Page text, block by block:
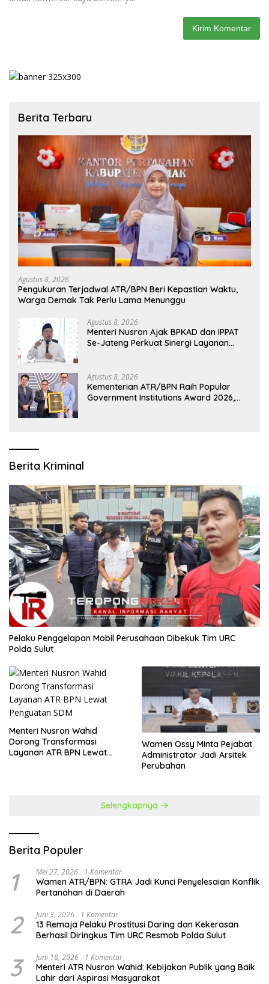
Berita Terbaru
Agustus 8, 2026
Pengukuran Terjadwal ATR/BPN Beri Kepastian Waktu,
Warga Demak Tak Perlu Lama Menunggu
Agustus 8, 2026
Menteri Nusron Ajak BPKAD dan IPPAT
Se-Jateng Perkuat Sinergi Layanan
Agustus 8, 2026
Kementerian ATR/BPN Raih Popular
Government Institutions Award 2026,
Berita Kriminal
​Pelaku Penggelapan Mobil Perusahaan Dibekuk Tim URC
Polda Sulut
​Menteri Nusron Wahid
Dorong Transformasi
Layanan ATR BPN Lewat
Wamen Ossy Minta Pejabat
Administrator Jadi Arsitek
Perubahan
Selengkapnya
Berita Populer
1 Mei 27, 2026 1 Komentar
Wamen ATR/BPN: GTRA Jadi Kunci Penyelesaian Konflik
Pertanahan di Daerah
2 Juni 3, 2026 1 Komentar
13 Remaja Pelaku Prostitusi Daring dan Kekerasan
Berhasil Diringkus Tim URC Resmob Polda Sulut
3 Juni 18, 2026 1 Komentar
Menteri ATR Nusron Wahid: Kebijakan Publik yang Baik
Lahir dari Aspirasi Masyarakat